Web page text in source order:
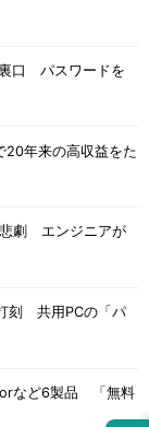
口 パスワードを
年来の高収益をた
悲劇 エンジニアが
刻 共用PCの「パ
など6製品 「無料